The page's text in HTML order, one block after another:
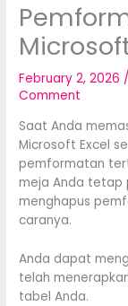
February 2, 2026
Comment
Saat Anda
Microsoft Excel
pemformatan
meja Anda tetap
menghapus
caranya.
Anda dapat
telah
tabel Anda.